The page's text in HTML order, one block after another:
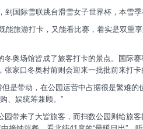
到国际雪联跳台滑雪女子世界杯，本雪
能旅游打卡，又能看比赛，着实是双重
冬奥场馆皆成了旅客打卡的景点。国际
张家口冬奥村前则会迎来一批批前来打
是带动，在公园运营中占据很是繁难
、娱统筹兼顾。”
园带来了大皆旅客，而扫数公园则给旅